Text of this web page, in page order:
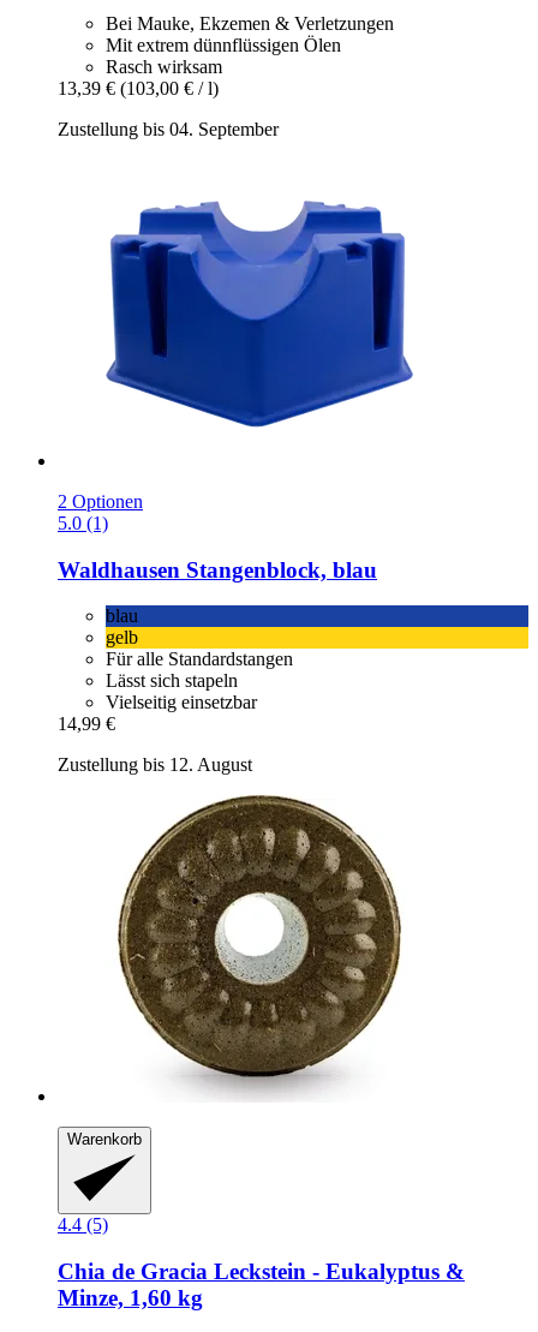
Bei Mauke, Ekzemen & Verletzungen
Mit extrem dünnflüssigen Ölen
Rasch wirksam
13,39 € (103,00 € / l)
Zustellung bis 04. September
2 Optionen
5.0 (1)
Waldhausen Stangenblock, blau
blau
gelb
Für alle Standardstangen
Lässt sich stapeln
Vielseitig einsetzbar
14,99 €
Zustellung bis 12. August
Warenkorb
4.4 (5)
Chia de Gracia Leckstein -​ Eukalyptus &
Minze, 1,60 kg